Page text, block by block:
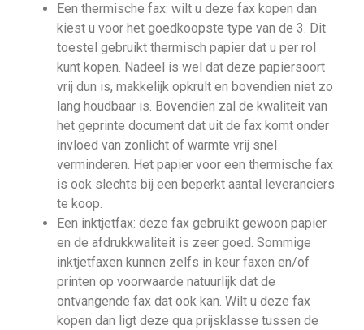
Een thermische fax: wilt u deze fax kopen dan
kiest u voor het goedkoopste type van de 3. Dit
toestel gebruikt thermisch papier dat u per rol
kunt kopen. Nadeel is wel dat deze papiersoort
vrij dun is, makkelijk opkrult en bovendien niet zo
lang houdbaar is. Bovendien zal de kwaliteit van
het geprinte document dat uit de fax komt onder
invloed van zonlicht of warmte vrij snel
verminderen. Het papier voor een thermische fax
is ook slechts bij een beperkt aantal leveranciers
te koop.
Een inktjetfax: deze fax gebruikt gewoon papier
en de afdrukkwaliteit is zeer goed. Sommige
inktjetfaxen kunnen zelfs in keur faxen en/of
printen op voorwaarde natuurlijk dat de
ontvangende fax dat ook kan. Wilt u deze fax
kopen dan ligt deze qua prijsklasse tussen de